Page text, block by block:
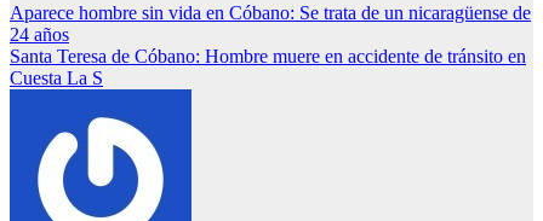
Aparece hombre sin vida en Cóbano: Se trata de un nicaragüense de
24 años
Santa Teresa de Cóbano: Hombre muere en accidente de tránsito en
Cuesta La S